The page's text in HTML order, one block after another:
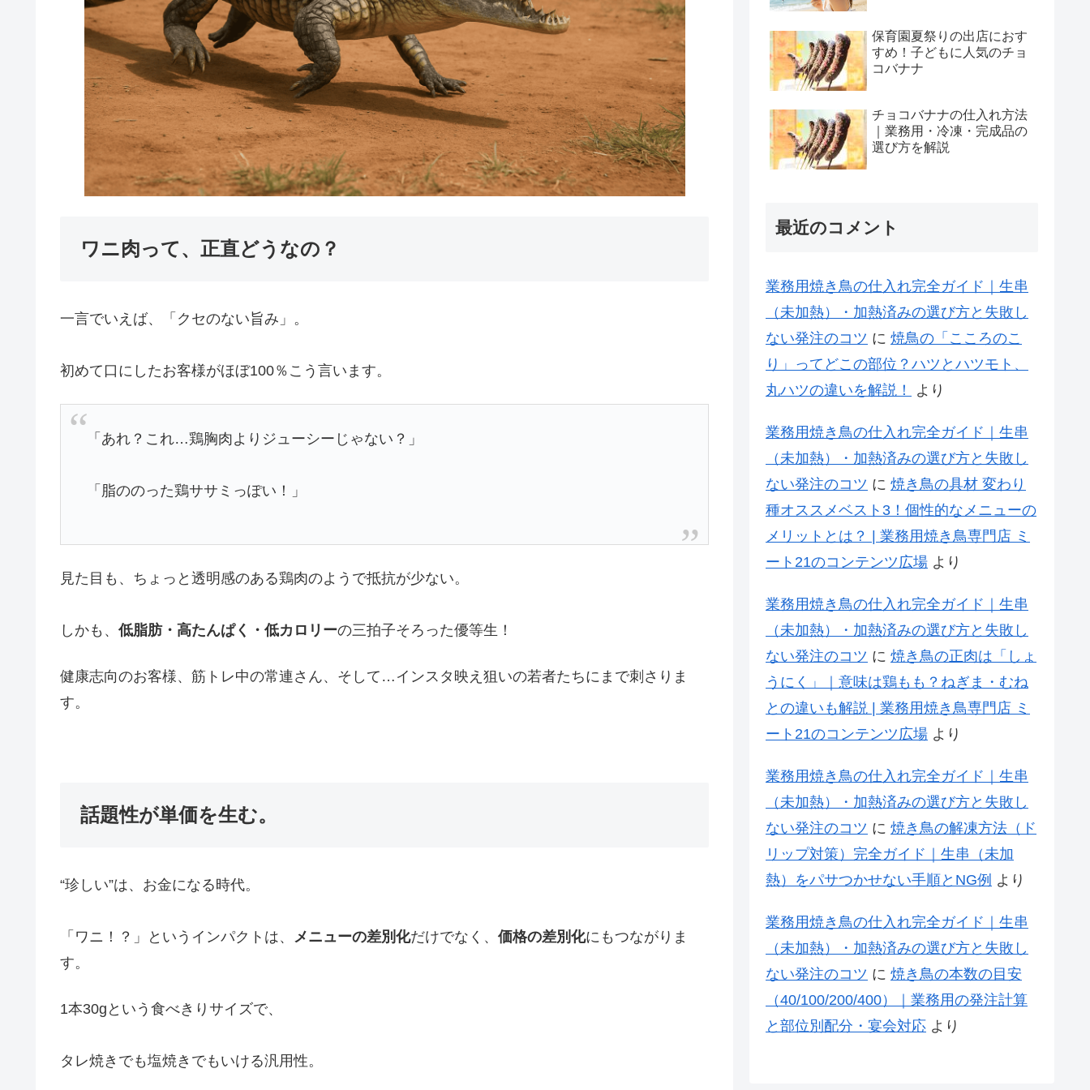
ワニ肉って、正直どうなの？
一言でいえば、「クセのない旨み」。
初めて口にしたお客様がほぼ100％こう言います。
「あれ？これ…鶏胸肉よりジューシーじゃない？」
「脂ののった鶏ササミっぽい！」
見た目も、ちょっと透明感のある鶏肉のようで抵抗が少ない。
しかも、 低脂肪・高たんぱく・低カロリーの三拍子そろった優等生！
健康志向のお客様、筋トレ中の常連さん、そして…インスタ映え狙いの若者たちにまで刺さりま
す。
話題性が単価を生む。
“珍しい”は、お金になる時代。
「ワニ！？」というインパクトは、 メニューの差別化だけでなく、 価格の差別化にもつながりま
す。
1本30gという食べきりサイズで、
タレ焼きでも塩焼きでもいける汎用性。
保育園夏祭りの出店におす
すめ！子どもに人気のチョ
コバナナ
チョコバナナの仕入れ方法
｜業務用・冷凍・完成品の
選び方を解説
最近のコメント
業務用焼き鳥の仕入れ完全ガイド｜生串
（未加熱）・加熱済みの選び方と失敗し
ない発注のコツ に 焼鳥の「こころのこ
り」ってどこの部位？ハツとハツモト、
丸ハツの違いを解説！
より
業務用焼き鳥の仕入れ完全ガイド｜生串
（未加熱）・加熱済みの選び方と失敗し
ない発注のコツ に 焼き鳥の具材 変わり
種オススメベスト3！個性的なメニューの
メリットとは？ | 業務用焼き鳥専門店 ミ
ート21のコンテンツ広場 より
業務用焼き鳥の仕入れ完全ガイド｜生串
（未加熱）・加熱済みの選び方と失敗し
ない発注のコツ に 焼き鳥の正肉は「しょ
うにく」｜意味は鶏もも？ねぎま・むね
との違いも解説 | 業務用焼き鳥専門店 ミ
ート21のコンテンツ広場 より
業務用焼き鳥の仕入れ完全ガイド｜生串
（未加熱）・加熱済みの選び方と失敗し
ない発注のコツ に 焼き鳥の解凍方法（ド
リップ対策）完全ガイド｜生串（未加
熱）をパサつかせない手順とNG例 より
業務用焼き鳥の仕入れ完全ガイド｜生串
（未加熱）・加熱済みの選び方と失敗し
ない発注のコツ に 焼き鳥の本数の目安
（40/100/200/400）｜業務用の発注計算
と部位別配分・宴会対応 より